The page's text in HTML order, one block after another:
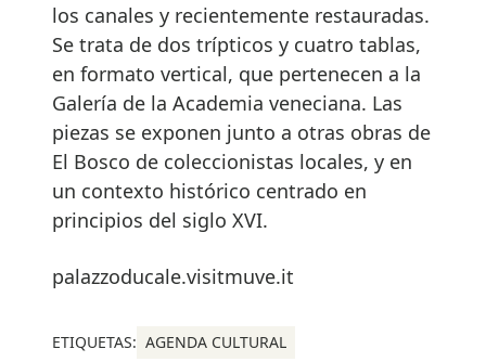
los canales y recientemente restauradas.
Se trata de dos trípticos y cuatro tablas,
en formato vertical, que pertenecen a la
Galería de la Academia veneciana. Las
piezas se exponen junto a otras obras de
El Bosco de coleccionistas locales, y en
un contexto histórico centrado en
principios del siglo XVI.
palazzoducale.visitmuve.it
ETIQUETAS: AGENDA CULTURAL